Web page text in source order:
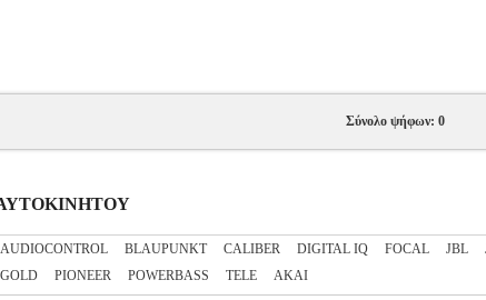
Σύνολο ψήφων: 0
ΑΥΤΟΚΙΝΗΤΟΥ
AUDIOCONTROL BLAUPUNKT CALIBER DIGITAL IQ FOCAL JBL
PIONEER POWERBASS TELE ΑΚΑΙ